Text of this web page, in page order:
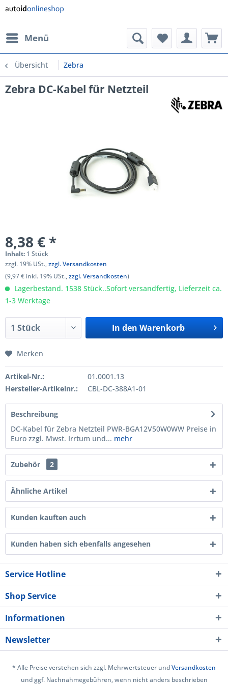
Menü
Übersicht Zebra
Zebra DC-Kabel für Netzteil
8,38 € *
Inhalt: 1 Stück
zzgl. 19% USt.,zzgl. Versandkosten
(9,97 € inkl. 19% USt.,zzgl. Versandkosten)
Lagerbestand. 1538 Stück..Sofort versandfertig, Lieferzeit ca.
1-3 Werktage
In den Warenkorb
Merken
Artikel-Nr.:
01.0001.13
Hersteller-Artikelnr.:
CBL-DC-388A1-01
Beschreibung
DC-Kabel für Zebra Netzteil PWR-BGA12V50W0WW Preise in
Euro zzgl. Mwst. Irrtum und... mehr
Zubehör 2
Ähnliche Artikel
Kunden kauften auch
Kunden haben sich ebenfalls angesehen
Service Hotline
Shop Service
Informationen
Newsletter
* Alle Preise verstehen sich zzgl. Mehrwertsteuer undVersandkosten
und ggf. Nachnahmegebühren, wenn nicht anders beschrieben